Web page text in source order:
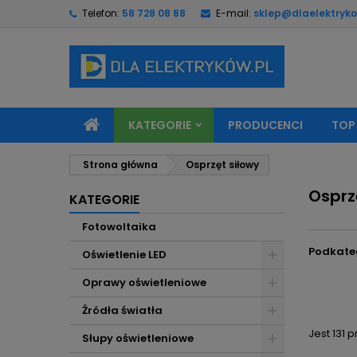
Telefon: 58 728 08 88 E-mail:
KATEGORIE PRODUCENCI
Strona główna Osprzęt siłowy
KATEGORIE
Fotowoltaika
Oświetlenie LED
Oprawy oświetleniowe
Źródła światła
Słupy oświetleniowe
Jest 131